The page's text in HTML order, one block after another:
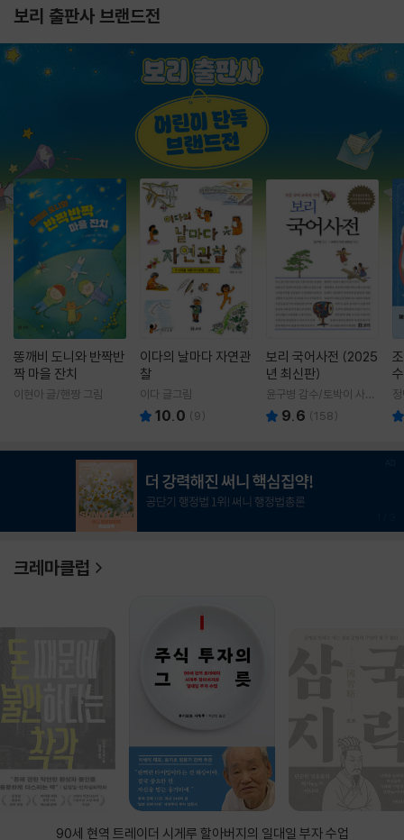
보리 출판사 브랜드전
똥깨비 도니와 반짝반
짝 마을 잔치
이현아 글/핸짱 그림
이다의 날마다 자연관
찰
이다 글그림
10.0 (9)
보리 국어사전 (2025
년 최신판)
윤구병 감수/토박이 사전
편찬실 편
9.6 (158)
크레마클럽
90세 현역 트레이더 시게루 할아버지의 일대일 부자 수업